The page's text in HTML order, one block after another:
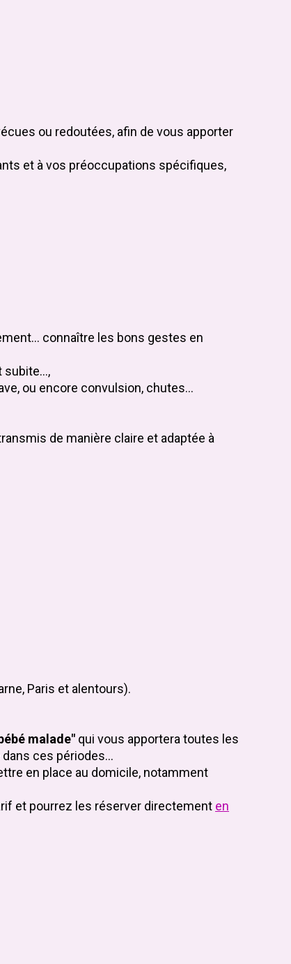
ou redoutées, afin de vous apporter
et à vos préoccupations spécifiques,
connaître les bons gestes en
ou encore convulsion, chutes…
de manière claire et adaptée à
Paris et alentours).
malade" qui vous apportera toutes les
ces périodes...
en place au domicile, notamment
et pourrez les réserver directement en